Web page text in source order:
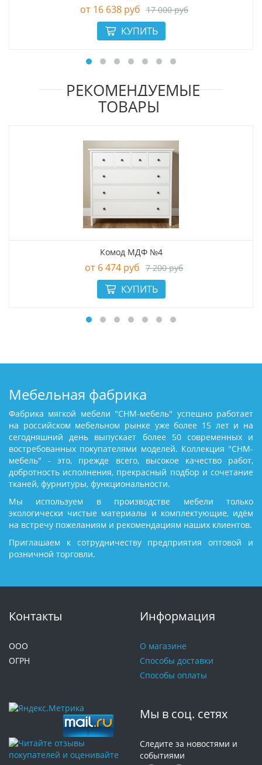
16 638 руб 17 000 руб
РЕКОМЕНДУЕМЫЕ
ТОВАРЫ
Комод МДФ №4
6 474 руб 7 200 руб
Мебельная фабрика
Фабрика мягкой мебели "СНМ-мебель" успешно работает
на российском мебельном рынке уже более 15 лет и на
сегодняшний день выпускает более 50 современных и
востребованных покупателями моделей. Коллекция "СНМ-
мебель" - это, прежде всего, высокое качество работ,
добротность исполнения, прекрасный подбор и сочетание
тканей, фурнитуры, функциональности.
Мы используем в производстве мебели только
экологически чистые материалы и комплектующие, идём
на встречу пожеланиям и рекомендациям наших клиентов.
Приглашаем к сотрудничеству предприятия оптовой и
розничной торговли.
Контакты
ООО
ОГРН
Информация
О магазине
Способы доставки
Способы оплаты
Мы в соц. сетях
Следите за новостями и
событиями